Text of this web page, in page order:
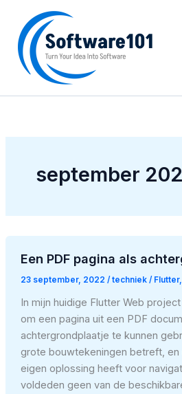
inhoud
september
Een PDF pagina als
23 september, 2022 / techniek/ Flutter,
In mijn huidige Flutter Web
om een pagina uit een PDF
achtergrondplaatje te kunnen
grote bouwtekeningen betreft, en
eigen oplossing heeft voor
voldeden geen van de
e
k
e